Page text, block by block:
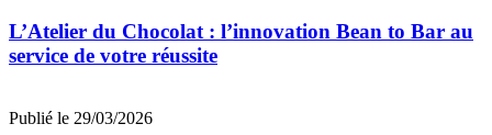
L’Atelier du Chocolat : l’innovation Bean to Bar au
service de votre réussite
Publié le 29/03/2026